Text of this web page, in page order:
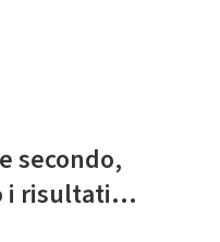
secondo,
i risultati...